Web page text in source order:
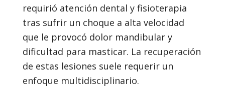
requirió atención dental y fisioterapia
tras sufrir un choque a alta velocidad
que le provocó dolor mandibular y
dificultad para masticar. La recuperación
de estas lesiones suele requerir un
enfoque multidisciplinario.